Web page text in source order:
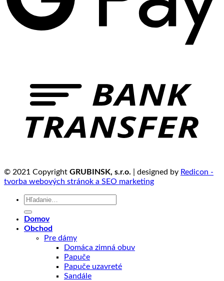
© 2021 Copyright GRUBINSK, s.r.o. | designed by Redicon -
tvorba webových stránok a SEO marketing
Hľadať:
Domov
Obchod
Pre dámy
Domáca zimná obuv
Papuče
Papuče uzavreté
Sandále